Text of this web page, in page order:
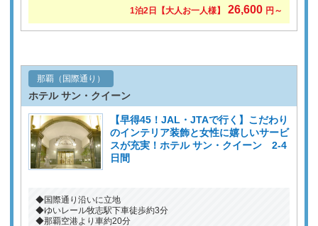
1泊2日 【大人お一人様】 26,600 円～
那覇（国際通り）
ホテル サン・クイーン
【早得45！JAL・JTAで行く】こだわり
のインテリア装飾と女性に嬉しいサービ
スが充実！ホテル サン・クイーン 2-4
日間
◆国際通り沿いに立地
◆ゆいレール牧志駅下車徒歩約3分
◆那覇空港より車約20分